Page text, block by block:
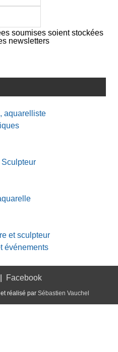
soumises soient stockées
newsletters
aquarelliste
et sculpteur
événements
Facebook
réalisé par Sébastien Vauchel